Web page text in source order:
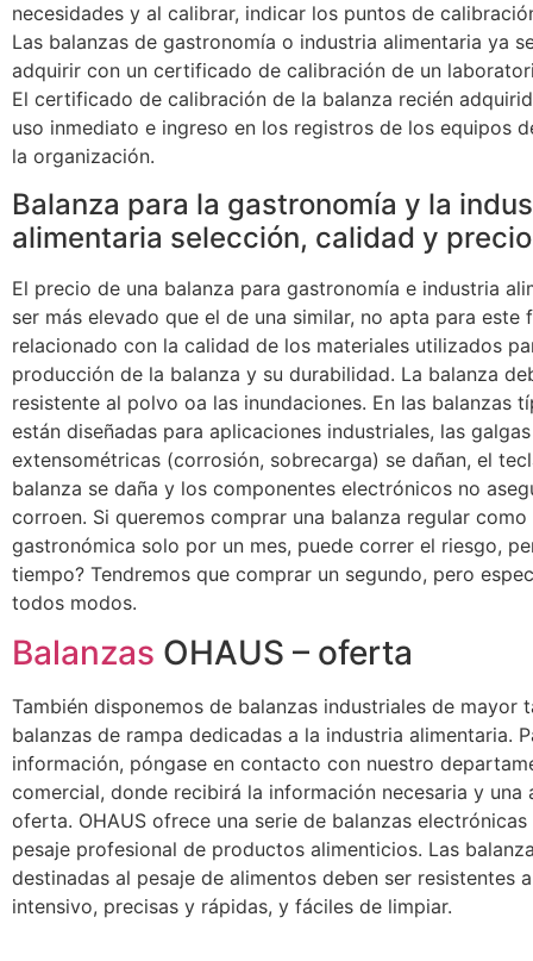
necesidades y al calibrar, indicar los puntos de
Las balanzas de gastronomía o industria alimentaria ya
adquirir con un certificado de calibración de un
El certificado de calibración de la balanza recién
uso inmediato e ingreso en los registros de los equipos
la organización.
Balanza para la gastronomía y la
alimentaria selección, calidad y precio
El precio de una balanza para gastronomía e industria
ser más elevado que el de una similar, no apta para este
relacionado con la calidad de los materiales utilizados
producción de la balanza y su durabilidad. La balanza
resistente al polvo oa las inundaciones. En las balanzas
están diseñadas para aplicaciones industriales, las galgas
extensométricas (corrosión, sobrecarga) se dañan, el
balanza se daña y los componentes electrónicos no
corroen. Si queremos comprar una balanza regular como
gastronómica solo por un mes, puede correr el riesgo,
tiempo? Tendremos que comprar un segundo, pero
todos modos.
Balanzas OHAUS – oferta
También disponemos de balanzas industriales de mayor
balanzas de rampa dedicadas a la industria alimentaria.
información, póngase en contacto con nuestro
comercial, donde recibirá la información necesaria y una
oferta. OHAUS ofrece una serie de balanzas
pesaje profesional de productos alimenticios. Las
destinadas al pesaje de alimentos deben ser resistentes
intensivo, precisas y rápidas, y fáciles de limpiar.